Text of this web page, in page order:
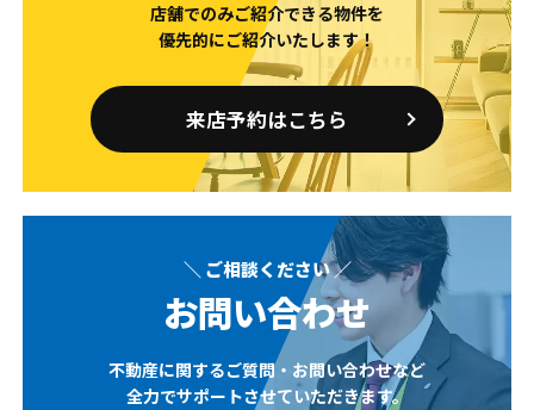
店舗でのみご紹介できる物件を
優先的にご紹介いたします！
来店予約はこちら
＼ ご相談ください ／
お問い合わせ
不動産に関するご質問・お問い合わせなど
全力でサポートさせていただきます。